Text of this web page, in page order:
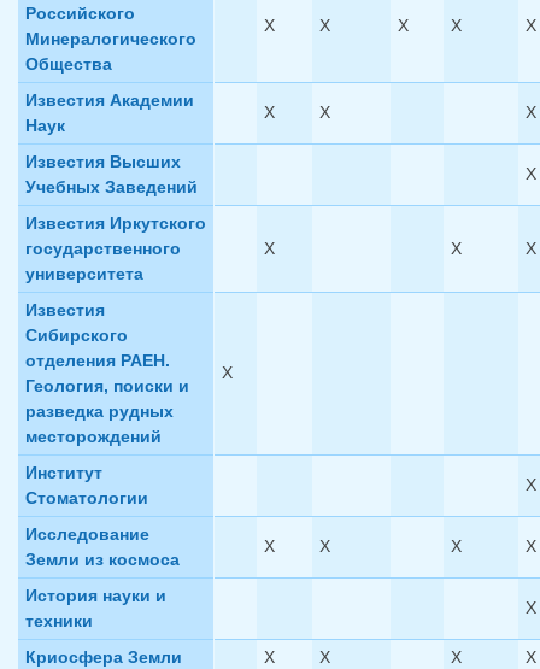
Российского
Минералогического
Общества
X X X X X
Известия Академии
Наук
X X X
Известия Высших
Учебных Заведений
X
Известия Иркутского
государственного
университета
X X X
Известия
Сибирского
отделения РАЕН.
Геология, поиски и
разведка рудных
месторождений
X
Институт
Стоматологии
X
Исследование
Земли из космоса
X X X X
История науки и
техники
X
Криосфера Земли X X X
X